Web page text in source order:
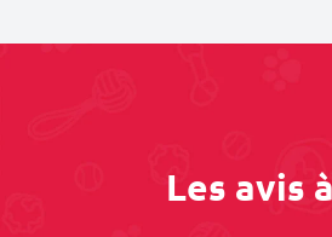
Les avis